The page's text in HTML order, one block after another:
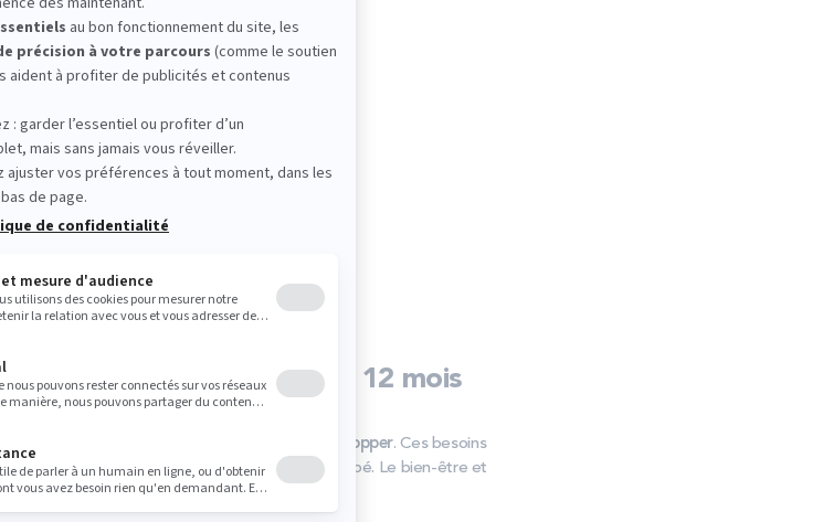
recommandé jusqu’à 12 mois
certain temps de sommeil pour bien se développer. Ces besoins
et ne sont pas les mêmes pour chaque bébé. Le bien-être et
pour savoir s’il dort assez.